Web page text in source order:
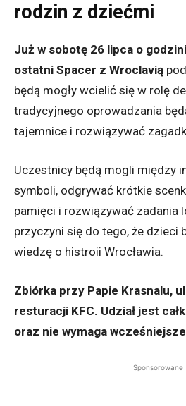
rodzin z dziećmi
Już w sobotę 26 lipca o
ostatni Spacer z Wroclavią
będą mogły wcielić się w rolę
tradycyjnego oprowadzania
tajemnice i rozwiązywać
Uczestnicy będą mogli między
symboli, odgrywać krótkie
pamięci i rozwiązywać zadania
przyczyni się do tego, że dzieci
wiedzę o histroii Wrocławia.
Zbiórka przy Papie Krasnalu,
resturacji KFC. Udział jest
oraz nie wymaga
Sponsorowane